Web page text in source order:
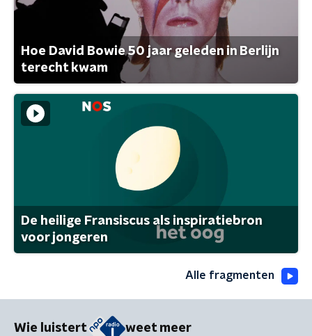
Hoe David Bowie 50 jaar geleden in Berlijn
terecht kwam
De heilige Fransiscus als inspiratiebron
voor jongeren
Alle fragmenten
Wie luistert weet meer